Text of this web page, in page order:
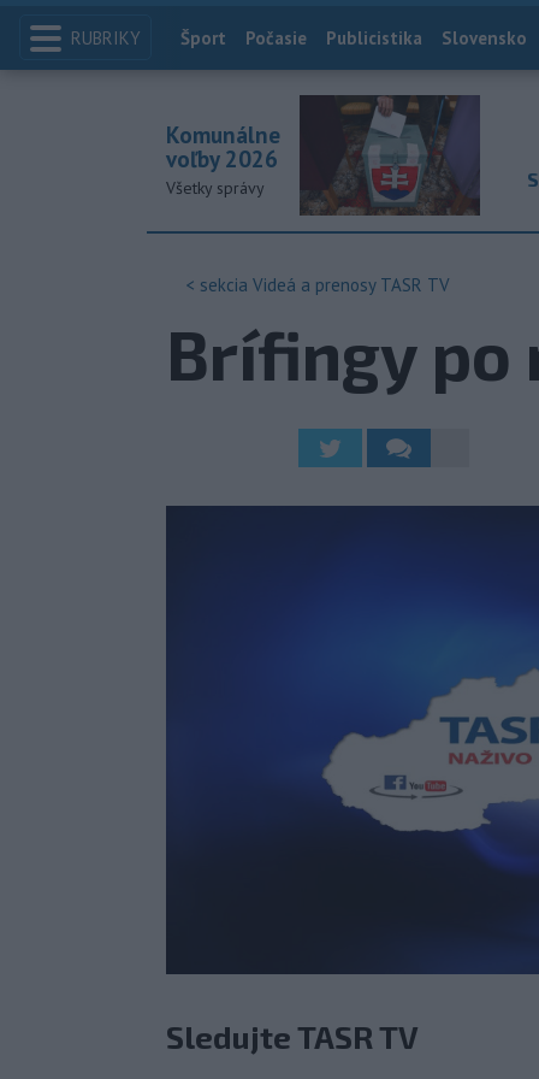
RUBRIKY Index
Šport Počasie Publicistika Slovensko
Komunálne
voľby 2026
Všetky správy
< sekcia Videá a prenosy TASR TV
Brífingy po
Sledujte TASR TV